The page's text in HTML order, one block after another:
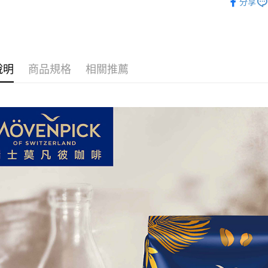
明 商品規格 相關推薦